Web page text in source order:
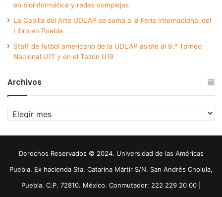
en bioinformática y redes complejas
La Capilla del Arte UDLAP se suma a la Feria Internacional del
Libro en Puebla
Staff de futbol americano de la UDLAP asiste al 9.º Torneo
Nacional U17 y en el Tazón U19
Archivos
Archivos
Derechos Reservados © 2024. Universidad de las Américas
Puebla. Ex hacienda Sta. Catarina Mártir S/N. San Andrés Cholula,
Puebla. C.P. 72810. México. Conmutador: 222 229 20 00 |